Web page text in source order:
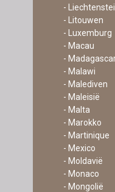
-
- Litouwen
- Luxemburg
- Macau
-
- Malawi
- Malediven
- Maleisië
- Malta
- Marokko
- Martinique
- Mexico
- Moldavië
- Monaco
- Mongolië